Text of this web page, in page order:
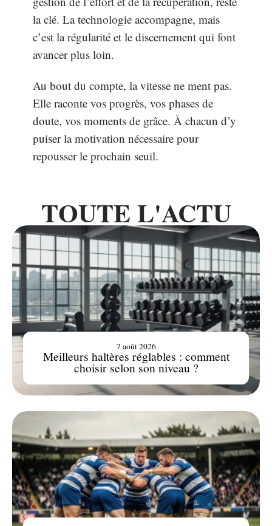
la clé. La technologie accompagne, mais
c’est la régularité et le discernement qui font
avancer plus loin.
Au bout du compte, la vitesse ne ment pas.
Elle raconte vos progrès, vos phases de
doute, vos moments de grâce. À chacun d’y
puiser la motivation nécessaire pour
repousser le prochain seuil.
TOUTE L'ACTU
Meilleurs haltères réglables : comment
choisir selon son niveau ?
7 août 2026